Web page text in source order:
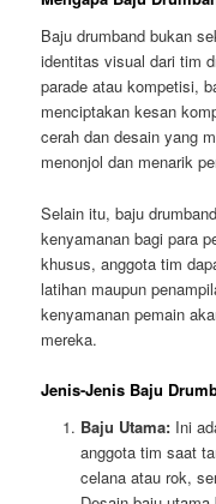
Baju drumband bukan
identitas visual dari tim
parade atau kompetisi,
menciptakan kesan
cerah dan desain yang
menonjol dan menarik
Selain itu, baju
kenyamanan bagi para
khusus, anggota tim
latihan maupun
kenyamanan pemain
mereka.
Jenis-Jenis Baju
Baju Utama:Ini
anggota tim saat
celana atau rok,